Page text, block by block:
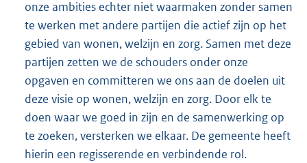
onze ambities echter niet waarmaken zonder samen
te werken met andere partijen die actief zijn op het
gebied van wonen, welzijn en zorg. Samen met deze
partijen zetten we de schouders onder onze
opgaven en committeren we ons aan de doelen uit
deze visie op wonen, welzijn en zorg. Door elk te
doen waar we goed in zijn en de samenwerking op
te zoeken, versterken we elkaar. De gemeente heeft
hierin een regisserende en verbindende rol.